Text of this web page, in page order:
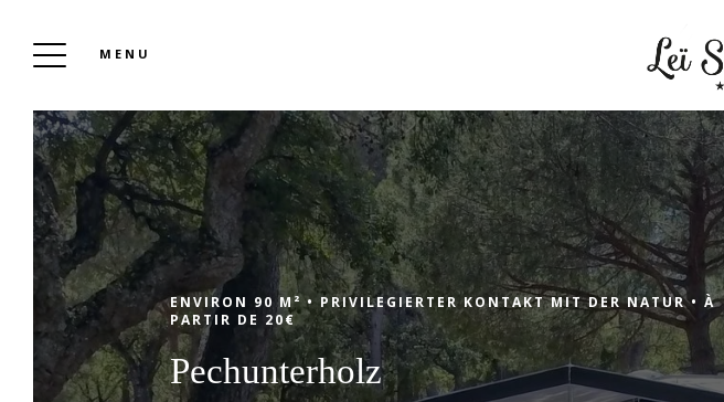
MENU
CAMPINGPLATZ LEI SUVES
Buchen
Kommen Sie mit Familie, Freunden oder
ENVIRON 90 M² • PRIVILEGIERTER KONTAKT MIT DER NATUR •À
PARTIR DE 20€
Pechunterholz